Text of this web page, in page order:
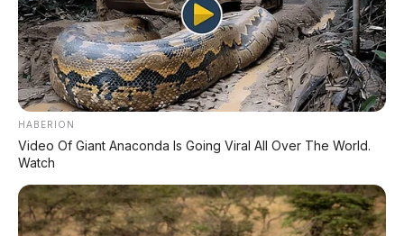
2027
Model produksi
pertama era baru
Berbasis BMW 7
2027/
2028
Alpina X7 (G67) Generasi kedua
2030+ Model listrik performa
Sedang
HABERION
Video Of Giant Anaconda Is Going Viral All Over The World.
Watch